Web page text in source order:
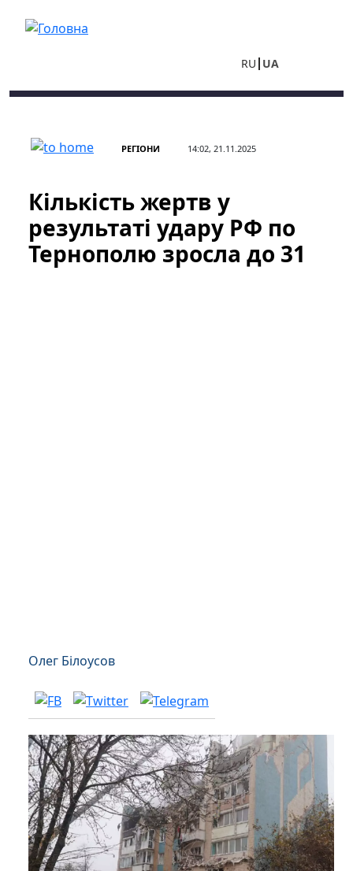
RU UA
РЕГІОНИ 14:02, 21.11.2025
Кількість жертв у
результаті удару РФ по
Тернополю зросла до 31
Олег Білоусов